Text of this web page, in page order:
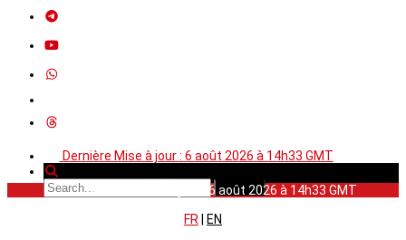
Dernière Mise à jour : 6 août 2026 à 14h33 GMT
Dernière Mise à jour : 6 août 2026 à 14h33 GMT
FR
EN